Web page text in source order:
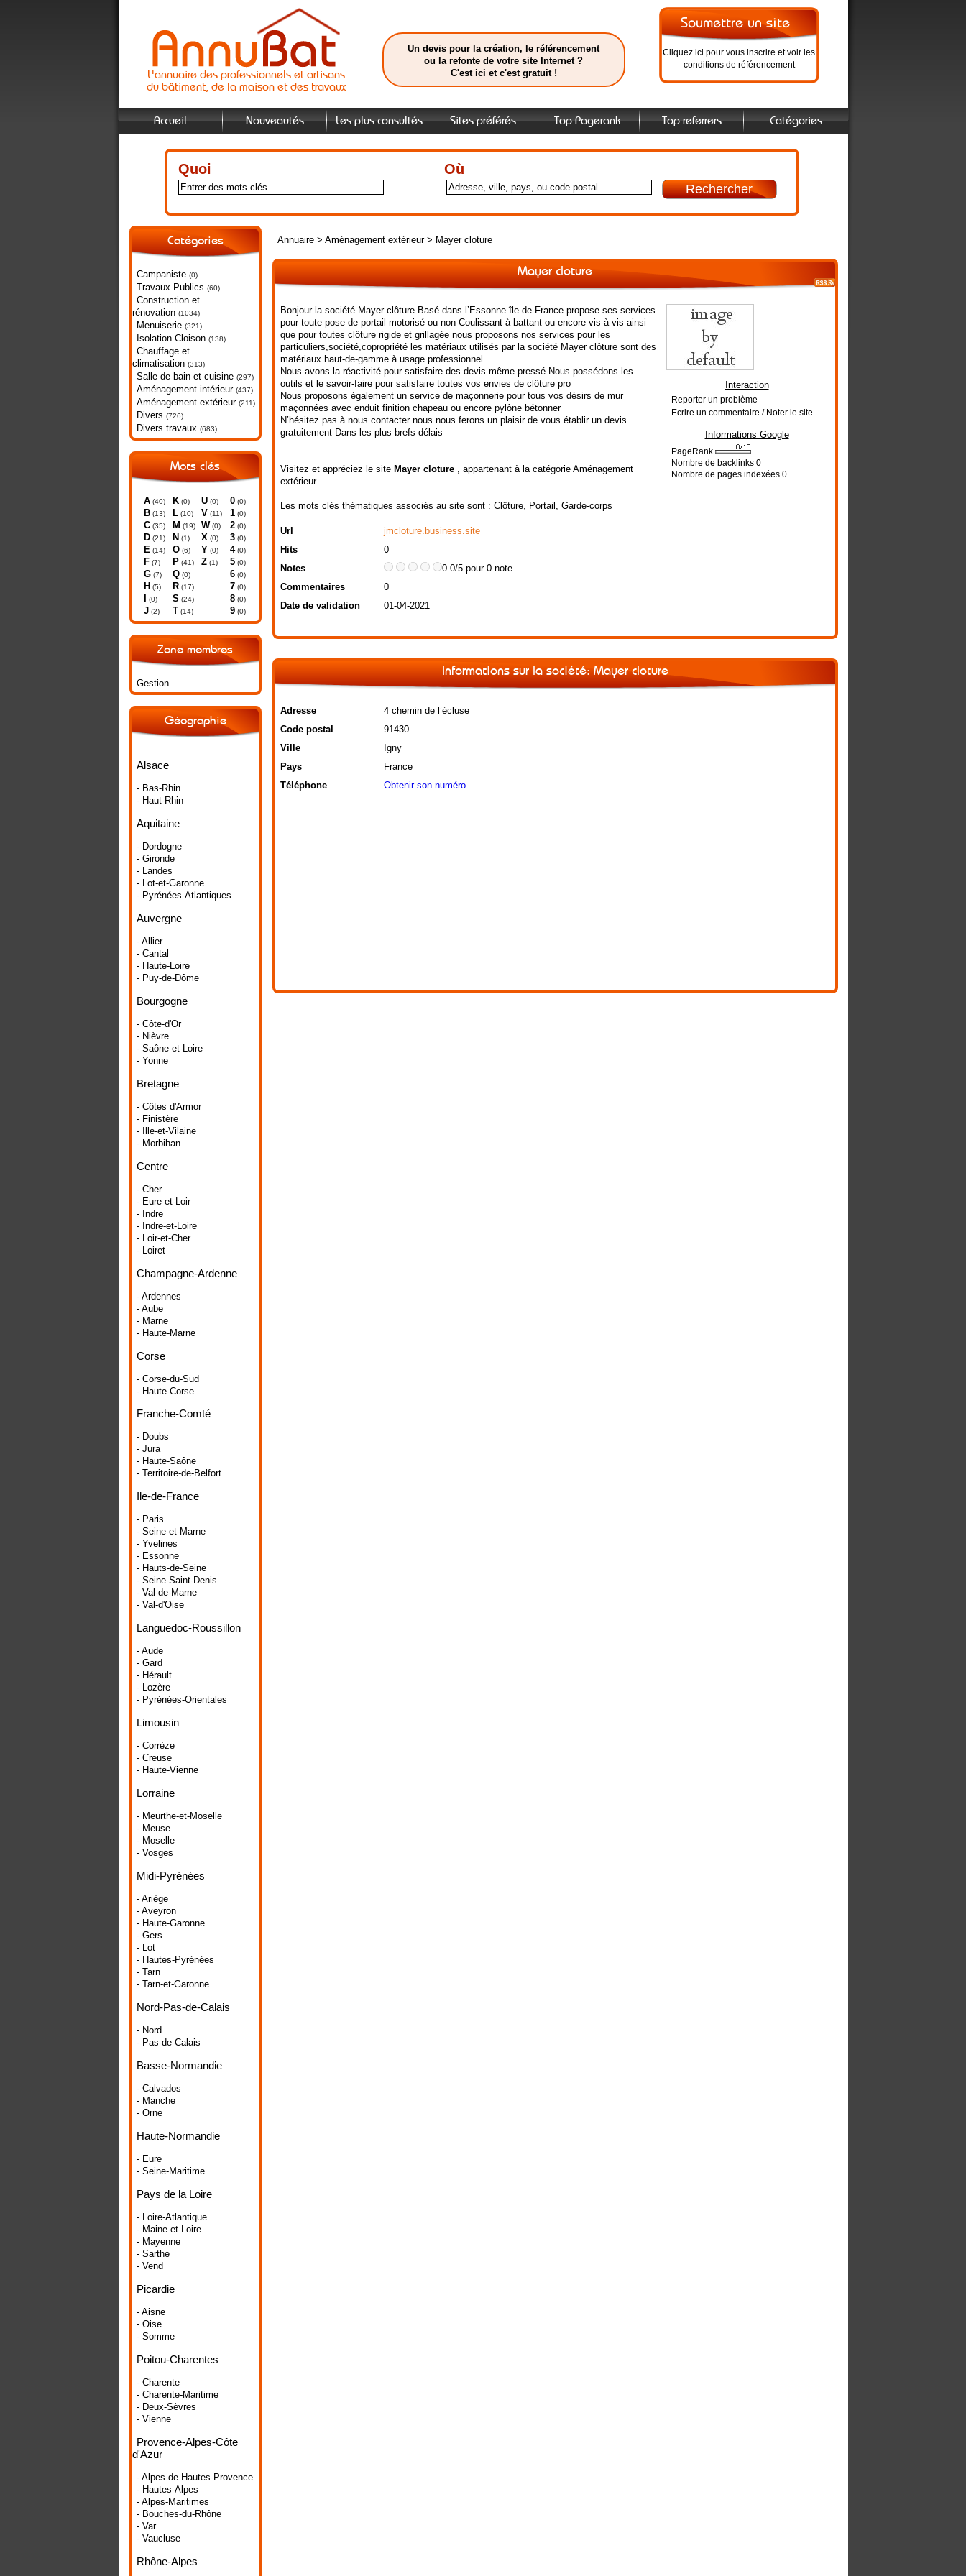
L'annuaire des professionnels et artisans
du bâtiment, de la maison et des travaux
Un devis pour la création, le référencement
ou la refonte de votre site Internet ?
C'est ici et c'est gratuit !
Cliquez ici pour vous inscrire et voir les
conditions de référencement
Accueil Nouveautés Les plus consultés Sites préférés Top Pagerank Top referrers Catégories
Quoi Où
Catégories
Campaniste (0)
Travaux Publics (60)
Construction et
rénovation (1034)
Menuiserie (321)
Isolation Cloison (138)
Chauffage et
climatisation (313)
Salle de bain et cuisine (297)
Aménagement intérieur (437)
Aménagement extérieur (211)
Divers (726)
Divers travaux (683)
Mots clés
A(40)
B(13)
C(35)
D(21)
E (14)
F(7)
G(7)
H (5)
(0)
J(2)
K(0)
L(10)
M (19)
N (1)
O(6)
P(41)
Q(0)
R(17)
S (24)
T (14)
U(0)
V (11)
W(0)
X (0)
Y (0)
Z(1)
0(0)
1(0)
2(0)
3(0)
4(0)
5(0)
6(0)
7(0)
8(0)
9(0)
Zone membres
Gestion
Géographie
Alsace
- Bas-Rhin
- Haut-Rhin
Aquitaine
- Dordogne
- Gironde
- Landes
- Lot-et-Garonne
- Pyrénées-Atlantiques
Auvergne
- Allier
- Cantal
- Haute-Loire
- Puy-de-Dôme
Bourgogne
- Côte-d'Or
- Nièvre
- Saône-et-Loire
- Yonne
Bretagne
- Côtes d'Armor
- Finistère
- Ille-et-Vilaine
- Morbihan
Centre
- Cher
- Eure-et-Loir
- Indre
- Indre-et-Loire
- Loir-et-Cher
- Loiret
Champagne-Ardenne
- Ardennes
- Aube
- Marne
- Haute-Marne
Corse
- Corse-du-Sud
- Haute-Corse
Franche-Comté
- Doubs
- Jura
- Haute-Saône
- Territoire-de-Belfort
Ile-de-France
- Paris
- Seine-et-Marne
- Yvelines
- Essonne
- Hauts-de-Seine
- Seine-Saint-Denis
- Val-de-Marne
- Val-d'Oise
Languedoc-Roussillon
- Aude
- Gard
- Hérault
- Lozère
- Pyrénées-Orientales
Limousin
- Corrèze
- Creuse
- Haute-Vienne
Lorraine
- Meurthe-et-Moselle
- Meuse
- Moselle
- Vosges
Midi-Pyrénées
- Ariège
- Aveyron
- Haute-Garonne
- Gers
- Lot
- Hautes-Pyrénées
- Tarn
- Tarn-et-Garonne
Nord-Pas-de-Calais
- Nord
- Pas-de-Calais
Basse-Normandie
- Calvados
- Manche
- Orne
Haute-Normandie
- Eure
- Seine-Maritime
Pays de la Loire
- Loire-Atlantique
- Maine-et-Loire
- Mayenne
- Sarthe
- Vend
Picardie
- Aisne
- Oise
- Somme
Poitou-Charentes
- Charente
- Charente-Maritime
- Deux-Sèvres
- Vienne
Provence-Alpes-Côte
d'Azur
- Alpes de Hautes-Provence
- Hautes-Alpes
- Alpes-Maritimes
- Bouches-du-Rhône
- Var
- Vaucluse
Rhône-Alpes
Annuaire> Aménagement extérieur> Mayer cloture
Mayer cloture
Bonjour la société Mayer clôture Basé dans l’Essonne île de France propose ses services
pour toute pose de portail motorisé ou non Coulissant à battant ou encore vis-à-vis ainsi
que pour toutes clôture rigide et grillagée nous proposons nos services pour les
particuliers,société,copropriété les matériaux utilisés par la société Mayer clôture sont des
matériaux haut-de-gamme à usage professionnel
Nous avons la réactivité pour satisfaire des devis même pressé Nous possédons les
outils et le savoir-faire pour satisfaire toutes vos envies de clôture pro
Nous proposons également un service de maçonnerie pour tous vos désirs de mur
maçonnées avec enduit finition chapeau ou encore pylône bétonner
N’hésitez pas à nous contacter nous nous ferons un plaisir de vous établir un devis
gratuitement Dans les plus brefs délais
Visitez et appréciez le site Mayer cloture , appartenant à la catégorie Aménagement
extérieur
Les mots clés thématiques associés au site sont : Clôture, Portail , Garde-corps
Url
jmcloture.business.site
Hits
0
Notes
0.0/5 pour 0 note
Commentaires
0
Date de validation
01-04-2021
Interaction
Reporter un problème
Ecrire un commentaire / Noter le site
Informations Google
PageRank
Nombre de backlinks 0
Nombre de pages indexées 0
Informations sur la société: Mayer cloture
Adresse
4 chemin de l’écluse
Code postal
91430
Ville
Igny
Pays
France
Téléphone
Obtenir son numéro